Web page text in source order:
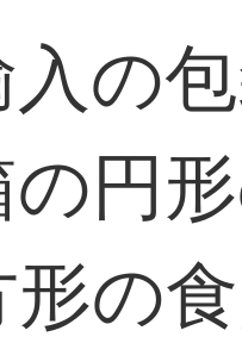
入の
円
の